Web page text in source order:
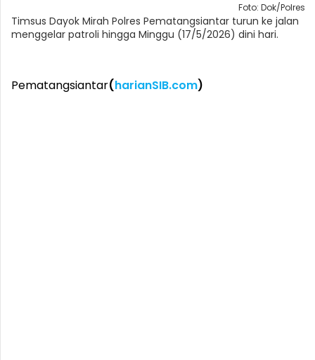
Foto: Dok/Polres
Timsus Dayok Mirah Polres Pematangsiantar turun ke jalan
menggelar patroli hingga Minggu (17/5/2026) dini hari.
Pematangsiantar(harianSIB.com)